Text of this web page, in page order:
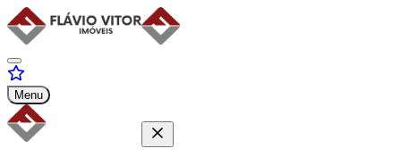
Menu